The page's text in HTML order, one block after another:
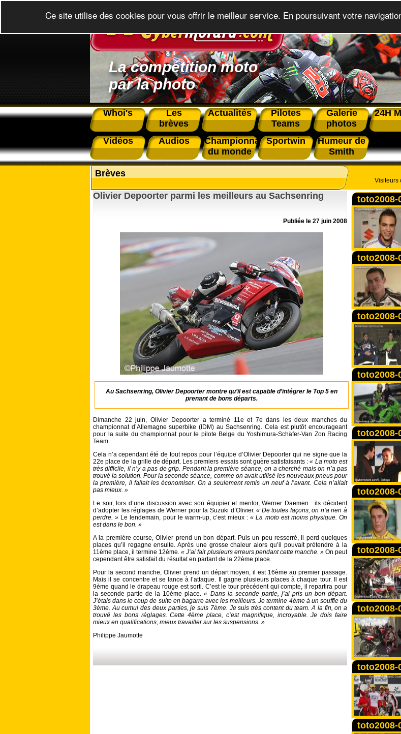
La compétition moto
par la photo
Whoi's
Les
brèves
Actualités
Pilotes
Teams
Galerie
photos
24H
Vidéos
Audios
Championnat
du monde
Sportwin
Humeur de
Smith
Brèves
Olivier Depoorter parmi les meilleurs au Sachsenring
Publiée le 27 juin 2008
Au Sachsenring, Olivier Depoorter montre qu’il est capable d’intégrer le Top 5 en
prenant de bons départs.
Dimanche 22 juin, Olivier Depoorter a terminé 11e et 7e dans les deux manches du
championnat d’Allemagne superbike (IDM) au Sachsenring. Cela est plutôt encourageant
pour la suite du championnat pour le pilote Belge du Yoshimura-Schäfer-Van Zon Racing
Team.
Cela n’a cependant été de tout repos pour l’équipe d’Olivier Depoorter qui ne signe que la
22e place de la grille de départ. Les premiers essais sont guère satisfaisants :« La moto est
très difficile, il n’y a pas de grip. Pendant la première séance, on a cherché mais on n’a pas
trouvé la solution. Pour la seconde séance, comme on avait utilisé les nouveaux pneus pour
la première, il fallait les économiser. On a seulement remis un neuf à l’avant. Cela n’allait
pas mieux. »
Le soir, lors d’une discussion avec son équipier et mentor, Werner Daemen : ils décident
d’adopter les réglages de Werner pour la Suzuki d’Olivier.« De toutes façons, on n’a rien à
perdre. » Le lendemain, pour le warm-up, c’est mieux :« La moto est moins physique. On
est dans le bon. »
A la première course, Olivier prend un bon départ. Puis un peu resserré, il perd quelques
places qu’il regagne ensuite. Après une grosse chaleur alors qu’il pouvait prétendre à la
11ème place, il termine 12ème.« J’ai fait plusieurs erreurs pendant cette manche. » On peut
cependant être satisfait du résultat en partant de la 22ème place.
Pour la second manche, Olivier prend un départ moyen, il est 16ème au premier passage.
Mais il se concentre et se lance à l’attaque. Il gagne plusieurs places à chaque tour. Il est
9ème quand le drapeau rouge est sorti. C’est le tour précédent qui compte, il repartira pour
la seconde partie de la 10ème place. « Dans la seconde partie, j’ai pris un bon départ.
J’étais dans le coup de suite en bagarre avec les meilleurs. Je termine 4ème à un souffle du
3ème. Au cumul des deux parties, je suis 7ème. Je suis très content du team. A la fin, on a
trouvé les bons réglages. Cette 4ème place, c’est magnifique, incroyable. Je dois faire
mieux en qualifications, mieux travailler sur les suspensions. »
Philippe Jaumotte
Visiteurs
toto2008-
toto2008-
toto2008-
toto2008-
toto2008-
toto2008-
toto2008-
toto2008-
toto2008-
toto2008-
Ce site utilise des cookies pour vous offrir le meilleur service. En poursuivant votre